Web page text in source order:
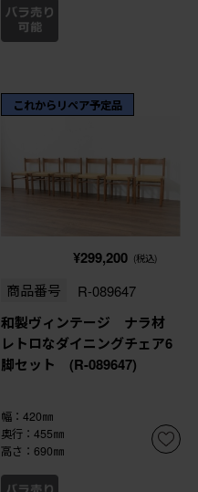
これからリペア予定品
¥299,200 (税込)
商品番号 R-089647
和製ヴィンテージ ナラ材
レトロなダイニングチェア6
脚セット (R-089647)
幅：420㎜
奥行：455㎜
高さ：690㎜